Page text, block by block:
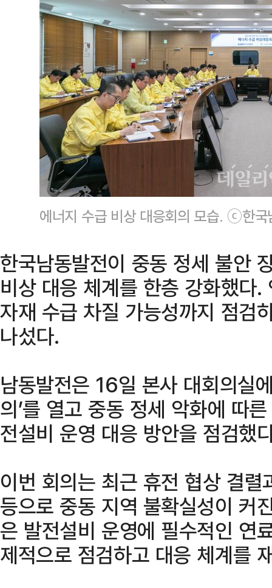
에너지 수급 비상 대응회의 모습. ⓒ한국
한국남동발전이 중동 정세 불안
비상 대응 체계를 한층 강화했다
자재 수급 차질 가능성까지 점검
나섰다.
남동발전은 16일 본사 대회의실
의’를 열고 중동 정세 악화에 따
전설비 운영 대응 방안을 점검했
이번 회의는 최근 휴전 협상 결
등으로 중동 지역 불확실성이 커
은 발전설비 운영에 필수적인 연
제적으로 점검하고 대응 체계를